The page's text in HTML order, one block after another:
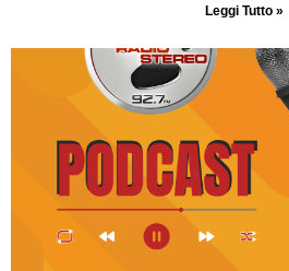
Leggi Tutto »